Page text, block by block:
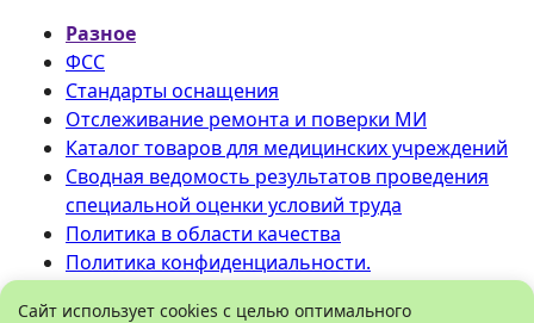
Разное
ФСС
Стандарты оснащения
Отслеживание ремонта и поверки МИ
Каталог товаров для медицинских учреждений
Сводная ведомость результатов проведения
специальной оценки условий труда
Политика в области качества
Политика конфиденциальности.
©ООО «Медтехника» РБ.
Сайт использует cookies с целью оптимального